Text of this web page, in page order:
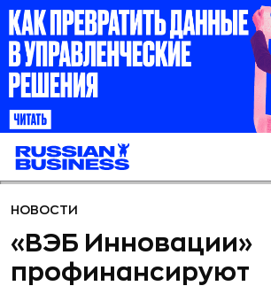
НОВОСТИ
«ВЭБ Инновации»
профинансируют